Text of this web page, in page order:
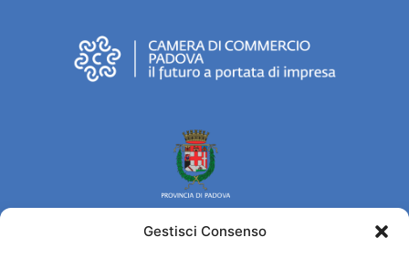
Gestisci Consenso